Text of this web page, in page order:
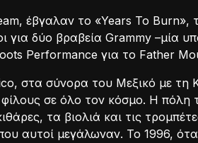
έβγαλαν το «Years To
δύο βραβεία Grammy –μία
Performance για το Father
στα σύνορα του Μεξικό με τη
σε όλο τον κόσμο. Η
τα βιολιά και τις
αυτοί μεγάλωναν. Το 1996,